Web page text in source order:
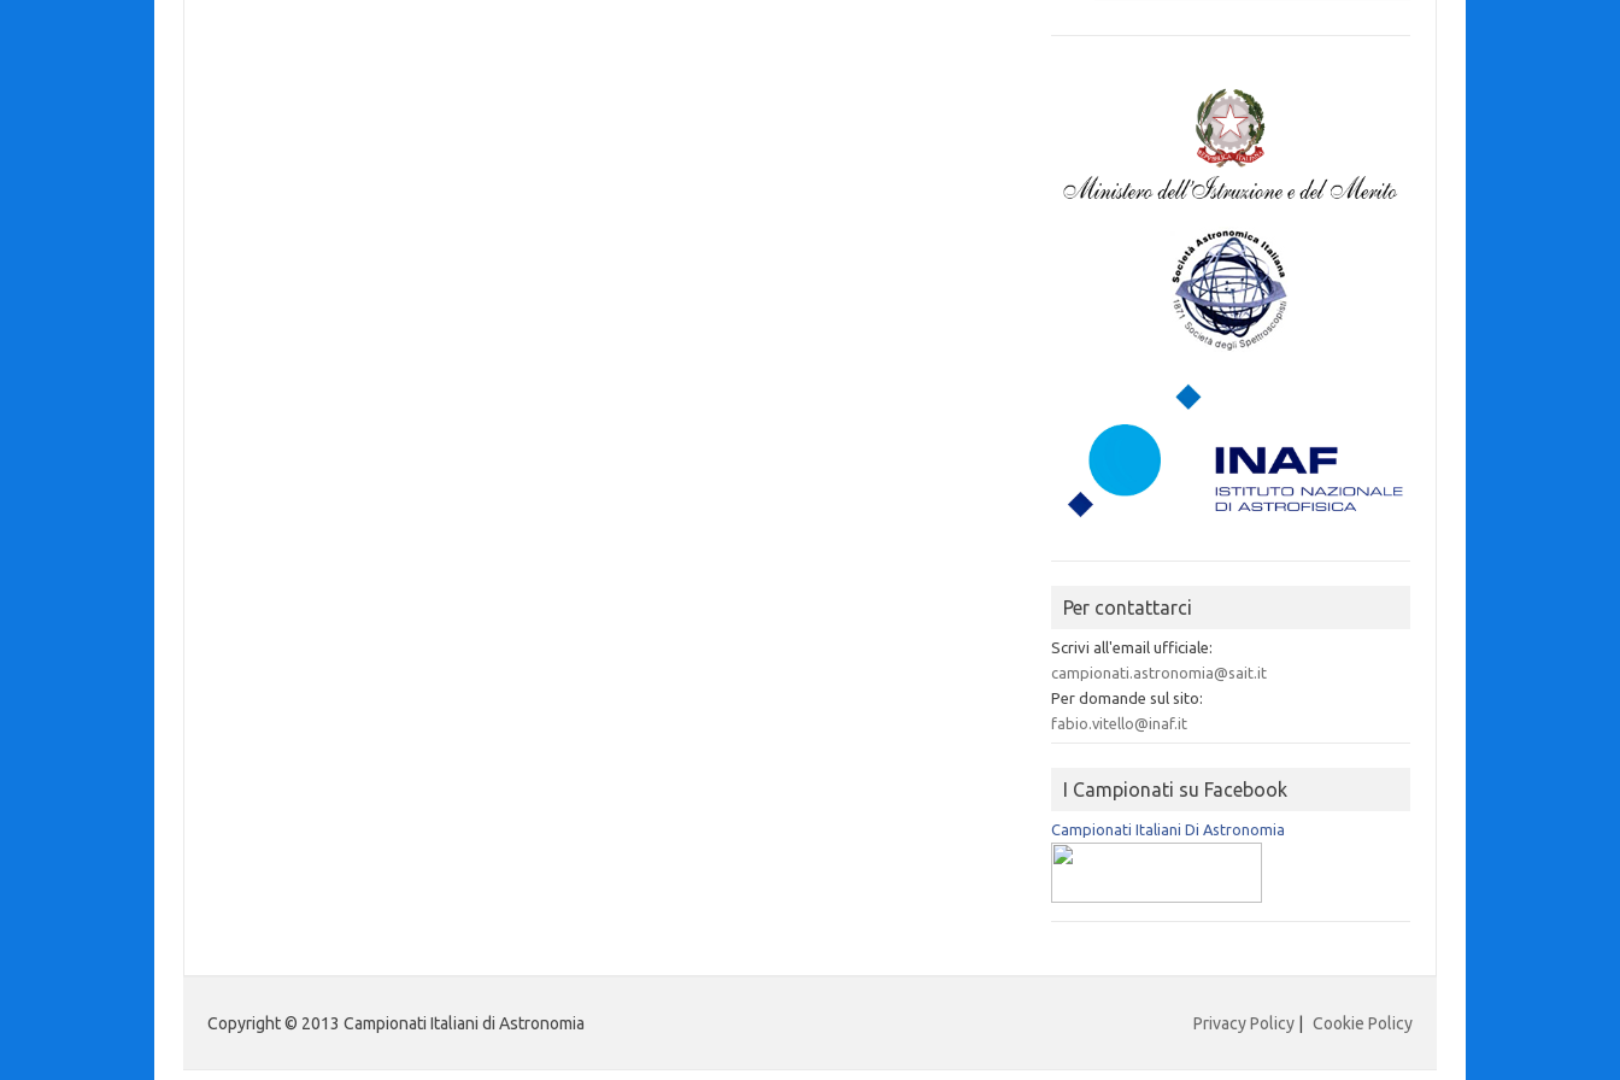
Per contattarci
Scrivi all'email ufficiale:
campionati.astronomia@sait.it
Per domande sul sito:
fabio.vitello@inaf.it
I Campionati su Facebook
Campionati Italiani Di Astronomia
Copyright © 2013 Campionati Italiani di Astronomia Privacy Policy Cookie Policy